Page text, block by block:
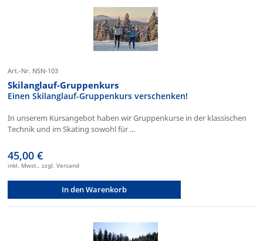
Art.-Nr. NSN-103
Skilanglauf-Gruppenkurs
Einen Skilanglauf-Gruppenkurs verschenken!
In unserem Kursangebot haben wir Gruppenkurse in der klassischen
Technik und im Skating sowohl für ...
45,00 €
inkl. Mwst., zzgl. Versand
In den Warenkorb